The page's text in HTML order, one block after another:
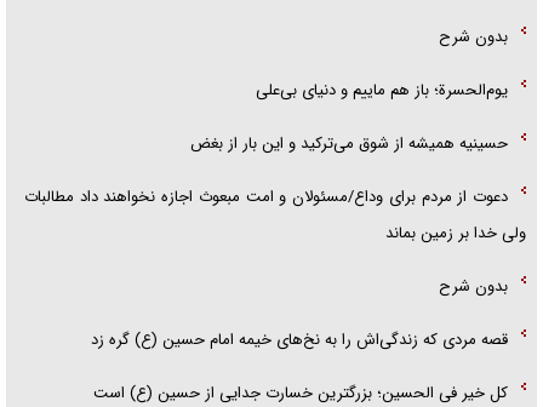
بدون شرح
یوم‌الحسرة؛ باز هم ماییم و دنیای بی‌علی
حسینیه همیشه از شوق می‌ترکید و این بار از بغض
دعوت از مردم برای وداع/مسئولان و امت مبعوث اجازه نخواهند داد مطالبات
ولی خدا بر زمین بماند
بدون شرح
قصه مردی که زندگی‌اش را به نخ‌های خیمه امام حسین (ع) گره زد
کل خیر فی الحسین؛ بزرگترین خسارت جدایی از حسین (ع) است